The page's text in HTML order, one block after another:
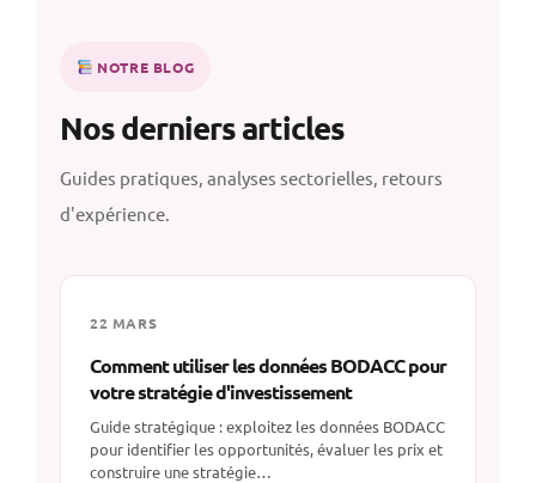
NOTRE BLOG
Nos derniers articles
Guides pratiques, analyses sectorielles, retours
d'expérience.
22 MARS
Comment utiliser les données BODACC pour
votre stratégie d'investissement
Guide stratégique : exploitez les données BODACC
pour identifier les opportunités, évaluer les prix et
construire une stratégie…